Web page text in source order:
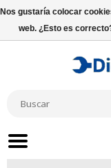
Nos gustaría colocar
web. ¿Esto es